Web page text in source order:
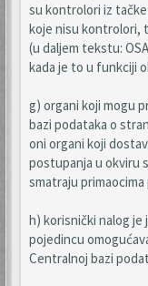
su kontrolori iz
koje nisu kontrolori,
(u daljem tekstu:
kada je to u funkciji
g) organi koji mogu
bazi podataka o
oni organi koji
postupanja u okviru
smatraju
h) korisnički nalog je
pojedincu
Centralnoj bazi